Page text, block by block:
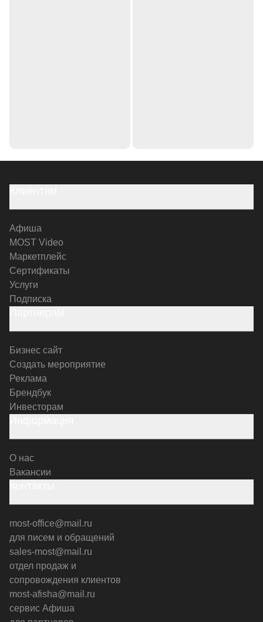
Афиша
MOST Video
Маркетплейс
Сертификаты
Услуги
Подписка
Бизнес сайт
Создать мероприятие
Реклама
Брендбук
Инвесторам
О нас
Вакансии
most-office@mail.ru
для писем и обращений
sales-most@mail.ru
отдел продаж и
сопровождения клиентов
most-afisha@mail.ru
сервис Афиша